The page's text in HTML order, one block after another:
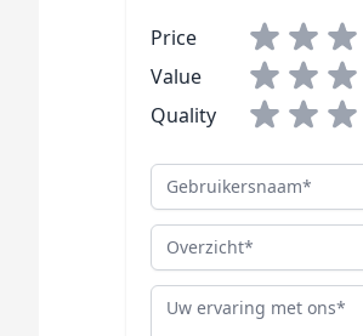
Price
Value
Quality
Gebruikersnaam
Overzicht
Review